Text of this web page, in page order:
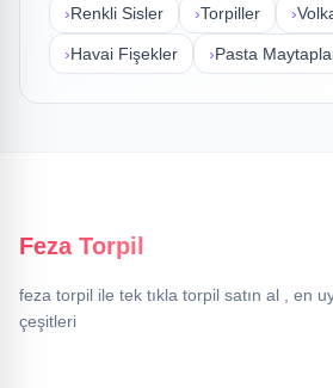
›Renkli Sisler ›Torpiller ›
›Havai Fişekler ›Pasta
Feza Torpil
feza torpil ile tek tıkla torpil satın al , en
çeşitleri